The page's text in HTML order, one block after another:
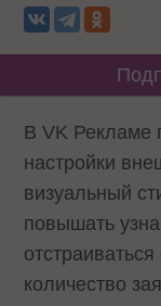
В VK Рекламе
настройки
визуальный
повышать
количество